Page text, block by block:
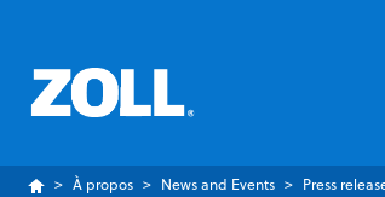
À propos News and Events Press